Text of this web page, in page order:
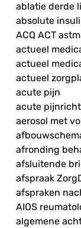
ablatie derde
absolute
ACQ ACT
actueel
actueel
actueel
acute pijn
acute
aerosol met
afronding
afsluitende
afspraak
afspraken
AIOS
algemene